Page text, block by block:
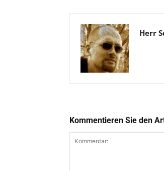
Herr
Kommentieren Sie den